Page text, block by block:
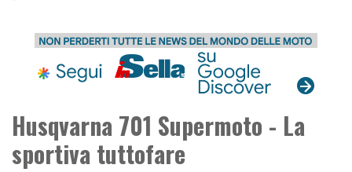
Husqvarna 701 Supermoto - La
sportiva tuttofare